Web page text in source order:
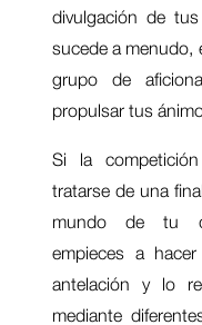
divulgación de
sucede a menudo,
grupo de
propulsar tus
Si la
tratarse de una
mundo de tu
empieces a
antelación y lo
mediante